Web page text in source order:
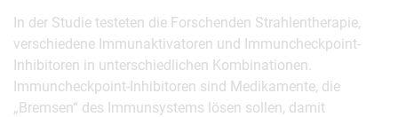
In der Studie testeten die Forschenden Strahlentherapie,
verschiedene Immunaktivatoren und Immuncheckpoint-
Inhibitoren in unterschiedlichen Kombinationen.
Immuncheckpoint-Inhibitoren sind Medikamente, die
„Bremsen“ des Immunsystems lösen sollen, damit